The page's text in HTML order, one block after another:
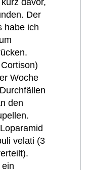
Der
habe ich
Woche
den
velati (3